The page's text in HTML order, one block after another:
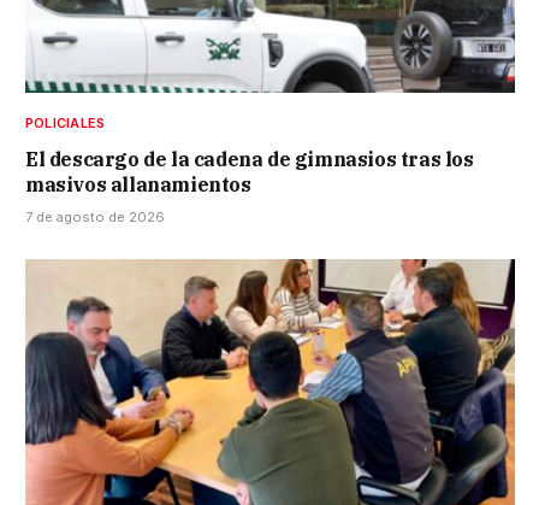
POLICIALES
El descargo de la cadena de gimnasios tras los
masivos allanamientos
7 de agosto de 2026